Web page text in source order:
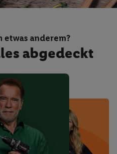
etwas anderem?
abgedeckt